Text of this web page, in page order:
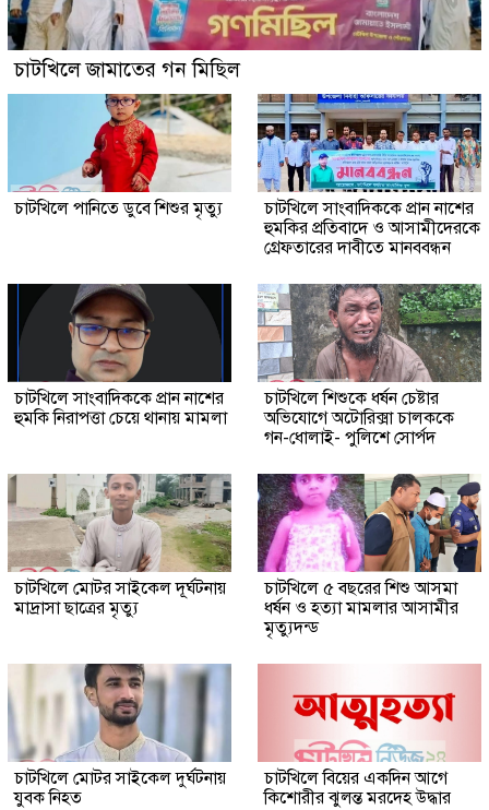
চাটখিলে জামাতের গন মিছিল
চাটখিলে পানিতে ডুবে শিশুর মৃত্যু
চাটখিলে সাংবাদিককে প্রান নাশের
হুমকির প্রতিবাদে ও আসামীদেরকে
গ্রেফতারের দাবীতে মানববন্ধন
চাটখিলে সাংবাদিককে প্রান নাশের
হুমকি নিরাপত্তা চেয়ে থানায় মামলা
চাটখিলে শিশুকে ধর্ষন চেষ্টার
অভিযোগে অটোরিক্সা চালককে
গন-ধোলাই- পুলিশে সোর্পদ
চাটখিলে মোটর সাইকেল দূর্ঘটনায়
মাদ্রাসা ছাত্রের মৃত্যু
চাটখিলে ৫ বছরের শিশু আসমা
ধর্ষন ও হত্যা মামলার আসামীর
মৃত্যুদন্ড
চাটখিলে মোটর সাইকেল দুর্ঘটনায়
যুবক নিহত
চাটখিলে বিয়ের একদিন আগে
কিশোরীর ঝুলন্ত মরদেহ উদ্ধার